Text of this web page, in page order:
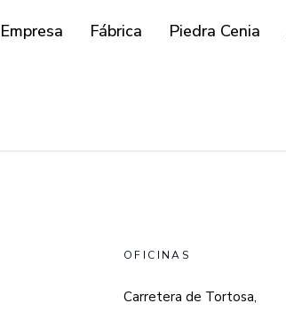
Empresa Fábrica Piedra Cenia
OFICINAS
Carretera de Tortosa,